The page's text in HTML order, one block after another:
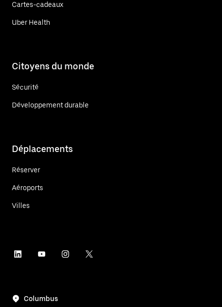
Cartes-cadeaux
Uber Health
Citoyens du monde
Sécurité
Développement durable
Déplacements
Réserver
Aéroports
Villes
Columbus